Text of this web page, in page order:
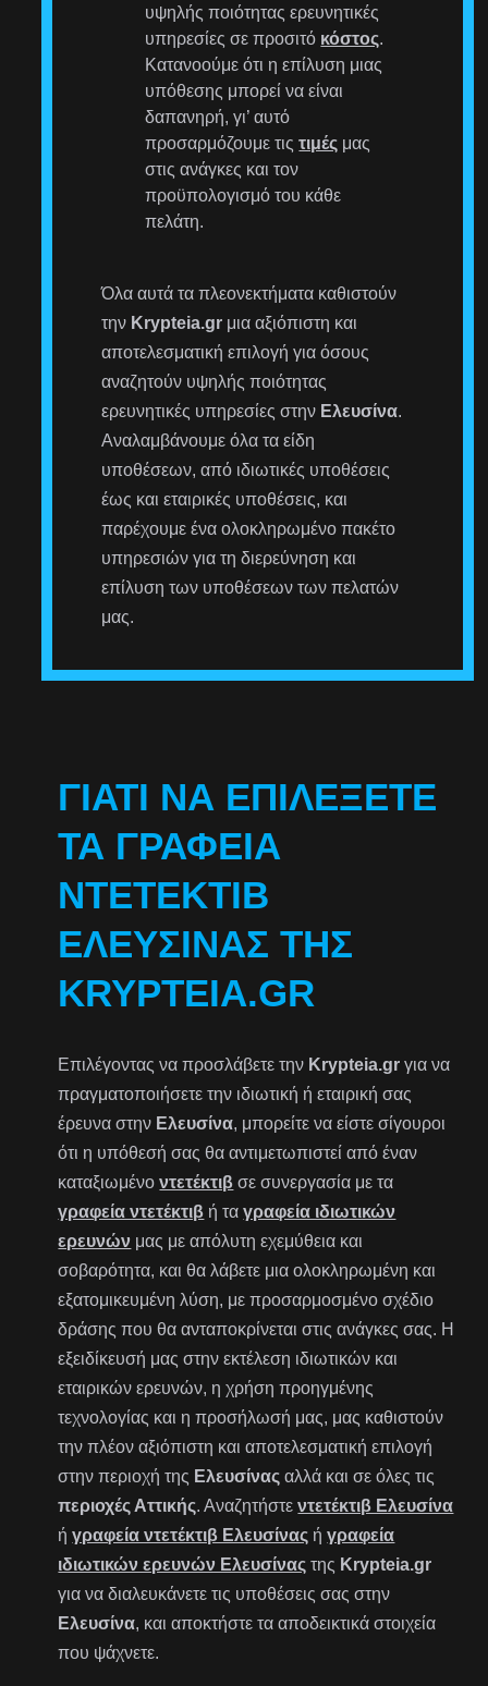
υψηλής ποιότητας ερευνητικές
υπηρεσίες σε προσιτό κόστος.
Κατανοούμε ότι η επίλυση μιας
υπόθεσης μπορεί να είναι
δαπανηρή, γι’ αυτό
προσαρμόζουμε τιςτιμές μας
στις ανάγκες και τον
προϋπολογισμό του κάθε
πελάτη.
Όλα αυτά τα πλεονεκτήματα καθιστούν
την Krypteia.gr μια αξιόπιστη και
αποτελεσματική επιλογή για όσους
αναζητούν υψηλής ποιότητας
ερευνητικές υπηρεσίες στην Ελευσίνα.
Αναλαμβάνουμε όλα τα είδη
υποθέσεων, από ιδιωτικές υποθέσεις
έως και εταιρικές υποθέσεις, και
παρέχουμε ένα ολοκληρωμένο πακέτο
υπηρεσιών για τη διερεύνηση και
επίλυση των υποθέσεων των πελατών
μας.
ΓΙΑΤΊ ΝΑ ΕΠΙΛΈΞΕΤΕ
ΤΑ ΓΡΑΦΕΊΑ
ΝΤΕΤΈΚΤΙΒ
ΕΛΕΥΣΊΝΑΣ ΤΗΣ
KRYPTEIA.GR
Επιλέγοντας να προσλάβετε την Krypteia.gr για να
πραγματοποιήσετε την ιδιωτική ή εταιρική σας
έρευνα στην Ελευσίνα, μπορείτε να είστε σίγουροι
ότι η υπόθεσή σας θα αντιμετωπιστεί από έναν
καταξιωμένοντετέκτιβ σε συνεργασία με τα
γραφεία ντετέκτιβ ή ταγραφεία ιδιωτικών
ερευνών μας με απόλυτη εχεμύθεια και
σοβαρότητα, και θα λάβετε μια ολοκληρωμένη και
εξατομικευμένη λύση, με προσαρμοσμένο σχέδιο
δράσης που θα ανταποκρίνεται στις ανάγκες σας. Η
εξειδίκευσή μας στην εκτέλεση ιδιωτικών και
εταιρικών ερευνών, η χρήση προηγμένης
τεχνολογίας και η προσήλωσή μας, μας καθιστούν
την πλέον αξιόπιστη και αποτελεσματική επιλογή
στην περιοχή της Ελευσίνας αλλά και σε όλες τις
περιοχές Αττικής. Αναζητήστεντετέκτιβ Ελευσίνα
ήγραφεία ντετέκτιβ Ελευσίνας ήγραφεία
ιδιωτικών ερευνών Ελευσίνας της Krypteia.gr
για να διαλευκάνετε τις υποθέσεις σας στην
Ελευσίνα, και αποκτήστε τα αποδεικτικά στοιχεία
που ψάχνετε.